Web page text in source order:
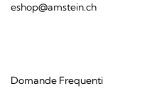
eshop@amstein.ch
Domande Frequenti